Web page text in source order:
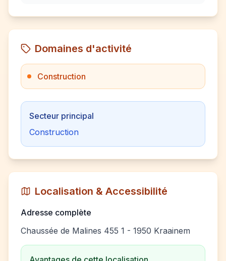
Domaines d'activité
Construction
Secteur principal
Construction
Localisation & Accessibilité
Adresse complète
Chaussée de Malines 455 1 - 1950 Kraainem